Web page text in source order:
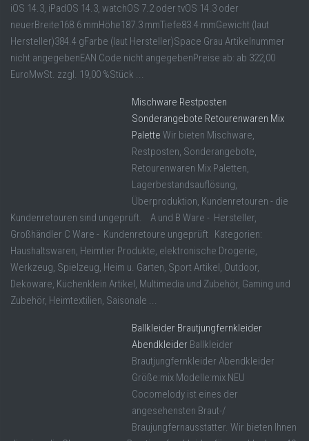
iOS 14.3, iPadOS 14.3, watchOS 7.2 oder tvOS 14.3 oder
neuerBreite168.6 mmHöhe187.3 mmTiefe83.4 mmGewicht (laut
Hersteller)384.4 gFarbe (laut Hersteller)Space Grau Artikelnummer
nicht angegebenEAN Code nicht angegebenPreise ab: ab 322,00
EuroMwSt. zzgl. 19,00 %Stück ...
Mischware Restposten
Sonderangebote Retourenwaren Mix
Palette Wir bieten Mischware,
Restposten, Sonderangebote,
Retourenwaren Mix Paletten,
Lagerbestandsauflösung,
Überproduktion, Kundenretouren - die
Kundenretouren sind ungeprüft. A und B Ware - Hersteller,
Großhändler C Ware - Kundenretoure ungeprüft Kategorien:
Haushaltswaren, Heimtier Produkte, elektronische Drogerie,
Werkzeug, Spielzeug, Heim u. Garten, Sport Artikel, Outdoor,
Dekoware, Küchenklein Artikel, Multimedia und Zubehör, Gaming und
Zubehör, Heimtextilien, Saisonale ...
Ballkleider Brautjungfernkleider
Abendkleider Ballkleider
Brautjungfernkleider Abendkleider
Größe:mix Modelle:mix NEU
Cocomelody ist eines der
angesehensten Braut-/
Braujungfernausstatter. Wir bieten Ihnen